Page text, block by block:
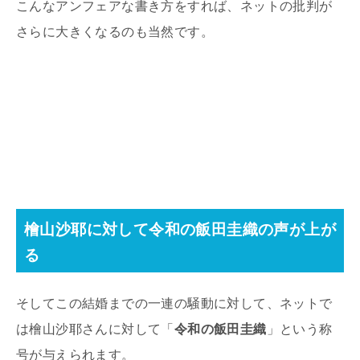
こんなアンフェアな書き方をすれば、ネットの批判が
さらに大きくなるのも当然です。
檜山沙耶に対して令和の飯田圭織の声が上が
る
そしてこの結婚までの一連の騒動に対して、ネットで
は檜山沙耶さんに対して「 令和の飯田圭織 」という称
号が与えられます。